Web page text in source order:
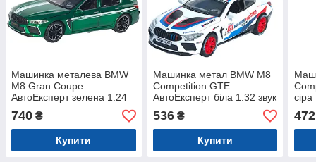
Машинка металева BMW
M8 Gran Coupe
АвтоЕксперт зелена 1:24
звук світло відкр двері
капот багажник (1340-03)
740 ₴
Купити
Машинка метал BMW M8
Competition GTE
АвтоЕксперт біла 1:32 звук
світло інерція 16*7*4 см
(LF-46311)
536₴
Купити
сіра
472